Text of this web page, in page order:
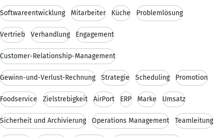
Softwareentwicklung Mitarbeiter Küche Problemlösung
Vertrieb Verhandlung Engagement
Customer-Relationship-Management
Gewinn-und-Verlust-Rechnung Strategie Scheduling Promotion
Foodservice Zielstrebigkeit AirPort ERP Marke Umsatz
Sicherheit und Archivierung Operations Management Teamleitung